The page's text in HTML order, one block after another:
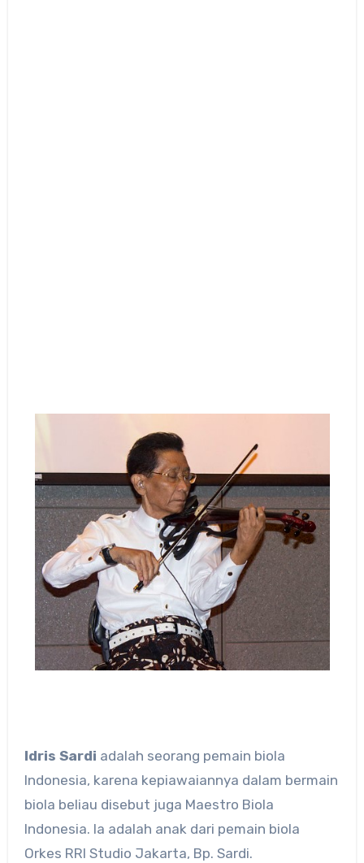
Idris Sardi adalah seorang pemain biola
Indonesia, karena kepiawaiannya dalam bermain
biola beliau disebut juga Maestro Biola
Indonesia. Ia adalah anak dari pemain biola
Orkes RRI Studio Jakarta, Bp. Sardi.